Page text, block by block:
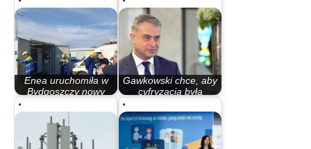
Enea uruchomiła w
Bydgoszczy nowy
Gawkowski chce, aby
cyfryzacja była